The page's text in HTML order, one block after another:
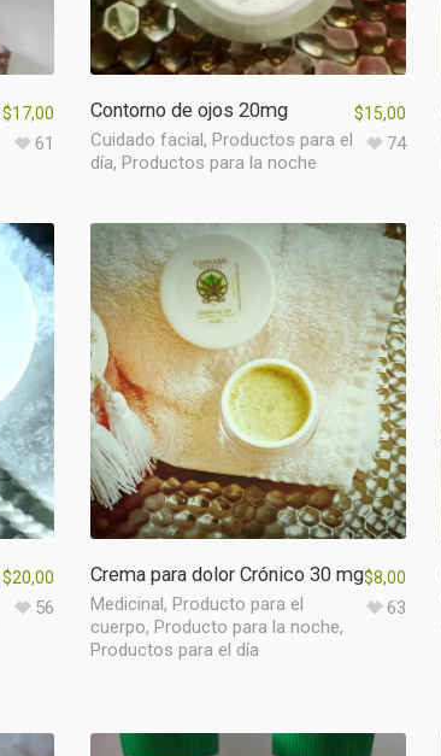
$17,00
61
Contorno de ojos 20mg
Cuidado facial, Productos para el
día, Productos para la noche
$15,00
74
$20,00
56
Crema para dolor Crónico 30 mg
Medicinal, Producto para el
cuerpo, Producto para la noche,
Productos para el día
$8,00
63